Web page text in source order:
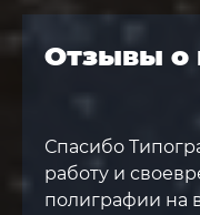
Отзывы о
Спасибо
работу и
полиграфии на